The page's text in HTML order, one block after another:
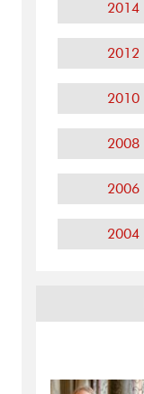
2014
2012
2010
2008
2006
2004